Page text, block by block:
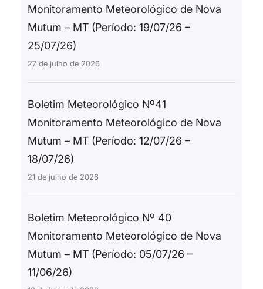
Monitoramento Meteorológico de Nova
Mutum – MT (Período: 19/07/26 –
25/07/26)
27 de julho de 2026
Boletim Meteorológico Nº41
Monitoramento Meteorológico de Nova
Mutum – MT (Período: 12/07/26 –
18/07/26)
21 de julho de 2026
Boletim Meteorológico Nº 40
Monitoramento Meteorológico de Nova
Mutum – MT (Período: 05/07/26 –
11/06/26)